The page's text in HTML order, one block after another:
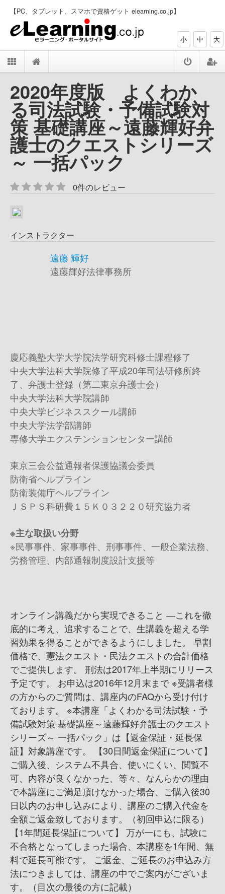
【PC、タブレット、スマホで資格ゲット elearning.co.jp】
小 中 大
2020年度版 よくわか
る司法試験・予備試験対
策 基礎講座～遠藤輝好弁
護士のクエストシリーズ
～ 一括パック
0件のレビュー
インストラクター
遠藤 輝好
遠藤輝好法律事務所
慶応義塾大学大学院法学研究科修士課程修了
中央大学法科大学院修了平成20年司法研修所終
了、弁護士登録（第二東京弁護士会）
中央大学法科大学院講師
中央大学ビジネススクール講師
中央大学法学部講師
専修大学エクステンションセンター講師
東京三会公益通報者保護協議会委員
防衛省ヘルプライン
防衛装備庁ヘルプライン
ＪＳＰＳ科研費１５Ｋ０３２２０研究協力者
※主な取扱い分野
※民事事件、家事事件、刑事事件、一般企業法務、
労務管理、内部通報制度設計支援等
オンライン講義だから実現できること ―これを徹
底的に考え、追求することで、生講義を超える学
習効果を得ることができるようにしました。 早割
価格で、憲法クエスト・民法クエストの合計価格
でご提供します。 刑法は2017年上半期にリリース
予定です。 お申込は2016年12月末まで ※受講者様
の方からのご質問は、講座内のFAQから受け付け
ております。 ※本講座「よくわかる司法試験・予
備試験対策 基礎講座～遠藤輝好弁護士のクエスト
シリーズ～ 一括パック」は【返金保証・延長保
証】対象講座です。 【30日間返金保証について】
ご購入後、システム不具合、使いにくい、閲覧不
可、内容が良くなかった、等々、なんらかの理由
で本講座にご満足頂けなかった場合、ご購入後30
日以内のお申し込みにより、講座のご購入代金を
全額ご返金致しております。（初回申込に限る）
【1年間延長保証について】 万が一にも、試験に
不合格となってしまった場合、本講座を1年間、無
料で延長可能です。 ご返金、ご延長のお申込み方
法につきましては、講座の中でご案内がございま
す。（目次の最後の方に記載）